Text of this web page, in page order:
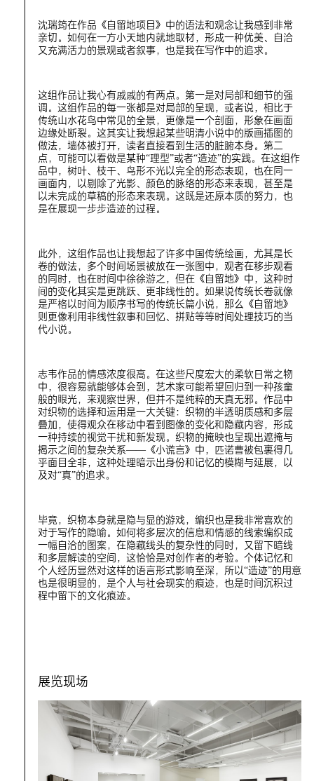
沈瑞筠在作品《自留地项目》中的语法和观念让我感到非常
亲切。如何在一方小天地内就地取材，形成一种优美、自洽
又充满活力的景观或者叙事，也是我在写作中的追求。
这组作品让我心有戚戚的有两点。第一是对局部和细节的强
调。这组作品的每一张都是对局部的呈现，或者说，相比于
传统山水花鸟中常见的全景，更像是一个剖面，形象在画面
边缘处断裂。这其实让我想起某些明清小说中的版画插图的
做法，墙体被打开，读者直接看到生活的脏腑本身。第二
点，可能可以看做是某种“理型”或者“造迹”的实践。在这组作
品中，树叶、枝干、鸟形不光以完全的形态表现，也在同一
画面内，以剔除了光影、颜色的脉络的形态来表现，甚至是
以未完成的草稿的形态来表现。这既是还原本质的努力，也
是在展现一步步造迹的过程。
此外，这组作品也让我想起了许多中国传统绘画，尤其是长
卷的做法，多个时间场景被放在一张图中，观者在移步观看
的同时，也在时间中徐徐游之，但在《自留地》中，这种时
间的变化其实是更跳跃、更非线性的。如果说传统长卷就像
是严格以时间为顺序书写的传统长篇小说，那么《自留地》
则更像利用非线性叙事和回忆、拼贴等等时间处理技巧的当
代小说。
志韦作品的情感浓度很高。在这些尺度宏大的柔软日常之物
中，很容易就能够体会到，艺术家可能希望回归到一种孩童
般的眼光，来观察世界，但并不是纯粹的天真无邪。作品中
对织物的选择和运用是一大关键：织物的半透明质感和多层
叠加，使得观众在移动中看到图像的变化和隐藏内容，形成
一种持续的视觉干扰和新发现。织物的掩映也呈现出遮掩与
揭示之间的复杂关系——《小谎言》中，匹诺曹被包裹得几
乎面目全非，这种处理暗示出身份和记忆的模糊与延展，以
及对“真”的追求。
毕竟，织物本身就是隐与显的游戏，编织也是我非常喜欢的
对于写作的隐喻。如何将多层次的信息和情感的线索编织成
一幅自洽的图案，在隐藏线头的复杂性的同时，又留下暗线
和多层解读的空间，这恰恰是对创作者的考验。个体记忆和
个人经历显然对这样的语言形式影响至深，所以“造迹”的用意
也是很明显的，是个人与社会现实的痕迹，也是时间沉积过
程中留下的文化痕迹。
展览现场